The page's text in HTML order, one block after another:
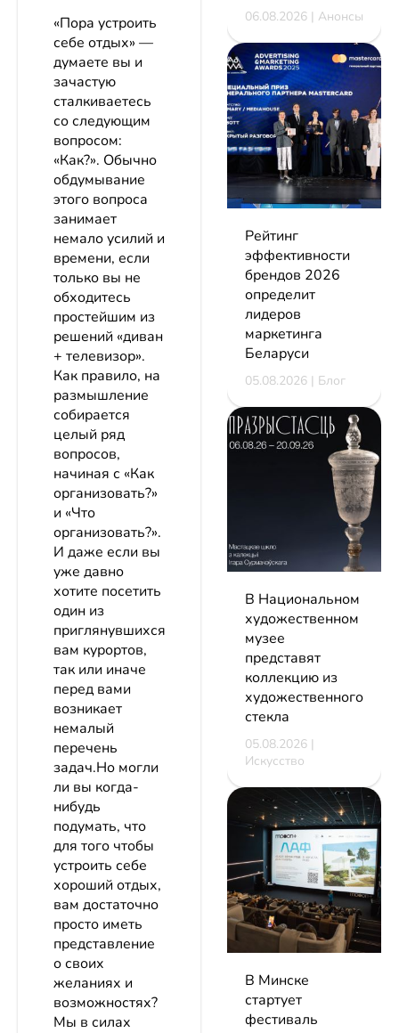
«Пора устроить
себе отдых» ―
думаете вы и
зачастую
сталкиваетесь
со следующим
вопросом:
«Как?». Обычно
обдумывание
этого вопроса
занимает
немало усилий и
времени, если
только вы не
обходитесь
простейшим из
решений «диван
+ телевизор».
Как правило, на
размышление
собирается
целый ряд
вопросов,
начиная с «Как
организовать?»
и «Что
организовать?».
И даже если вы
уже давно
хотите посетить
один из
приглянувшихся
вам курортов,
так или иначе
перед вами
возникает
немалый
перечень
задач.Но могли
ли вы когда-
нибудь
подумать, что
для того чтобы
устроить себе
хороший отдых,
вам достаточно
просто иметь
представление
о своих
желаниях и
возможностях?
Мы в силах
06.08.2026 | Анонсы
Рейтинг
эффективности
брендов 2026
определит
лидеров
маркетинга
Беларуси
05.08.2026 | Блог
В Национальном
художественном
музее
представят
коллекцию из
художественного
стекла
05.08.2026 |
Искусство
В Минске
стартует
фестиваль